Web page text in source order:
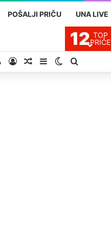
POŠALJI PRIČU UNA LIVE
12 TOP
PRIČE
RSSPrijavite se
Slučajan proizvod
SidebarSwitch skin